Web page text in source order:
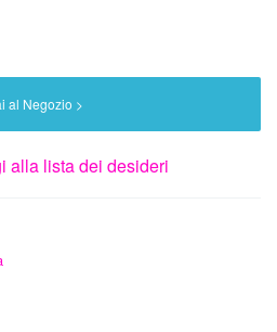
al Negozio >
alla lista dei desideri